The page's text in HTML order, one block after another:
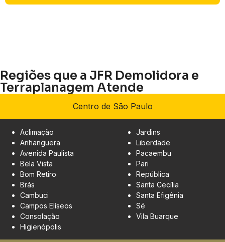
Regiões que a JFR Demolidora e
Terraplanagem Atende
Centro de São Paulo
Aclimação
Anhanguera
Avenida Paulista
Bela Vista
Bom Retiro
Brás
Cambuci
Campos Elíseos
Consolação
Higienópolis
Jardins
Liberdade
Pacaembu
Pari
República
Santa Cecília
Santa Efigênia
Sé
Vila Buarque